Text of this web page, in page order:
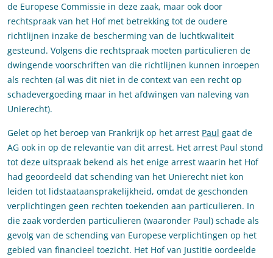
de Europese Commissie in deze zaak, maar ook door
rechtspraak van het Hof met betrekking tot de oudere
richtlijnen inzake de bescherming van de luchtkwaliteit
gesteund. Volgens die rechtspraak moeten particulieren de
dwingende voorschriften van die richtlijnen kunnen inroepen
als rechten (al was dit niet in de context van een recht op
schadevergoeding maar in het afdwingen van naleving van
Unierecht).
Gelet op het beroep van Frankrijk op het arrest Paul gaat de
AG ook in op de relevantie van dit arrest. Het arrest Paul stond
tot deze uitspraak bekend als het enige arrest waarin het Hof
had geoordeeld dat schending van het Unierecht niet kon
leiden tot lidstaataansprakelijkheid, omdat de geschonden
verplichtingen geen rechten toekenden aan particulieren. In
die zaak vorderden particulieren (waaronder Paul) schade als
gevolg van de schending van Europese verplichtingen op het
gebied van financieel toezicht. Het Hof van Justitie oordeelde